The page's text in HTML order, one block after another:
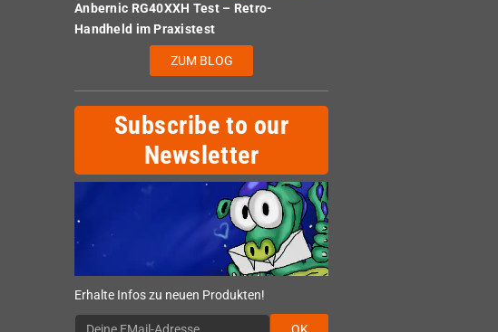
Anbernic RG40XXH Test – Retro-
Handheld im Praxistest
ZUM BLOG
Subscribe to our
Newsletter
Erhalte Infos zu neuen Produkten!
OK